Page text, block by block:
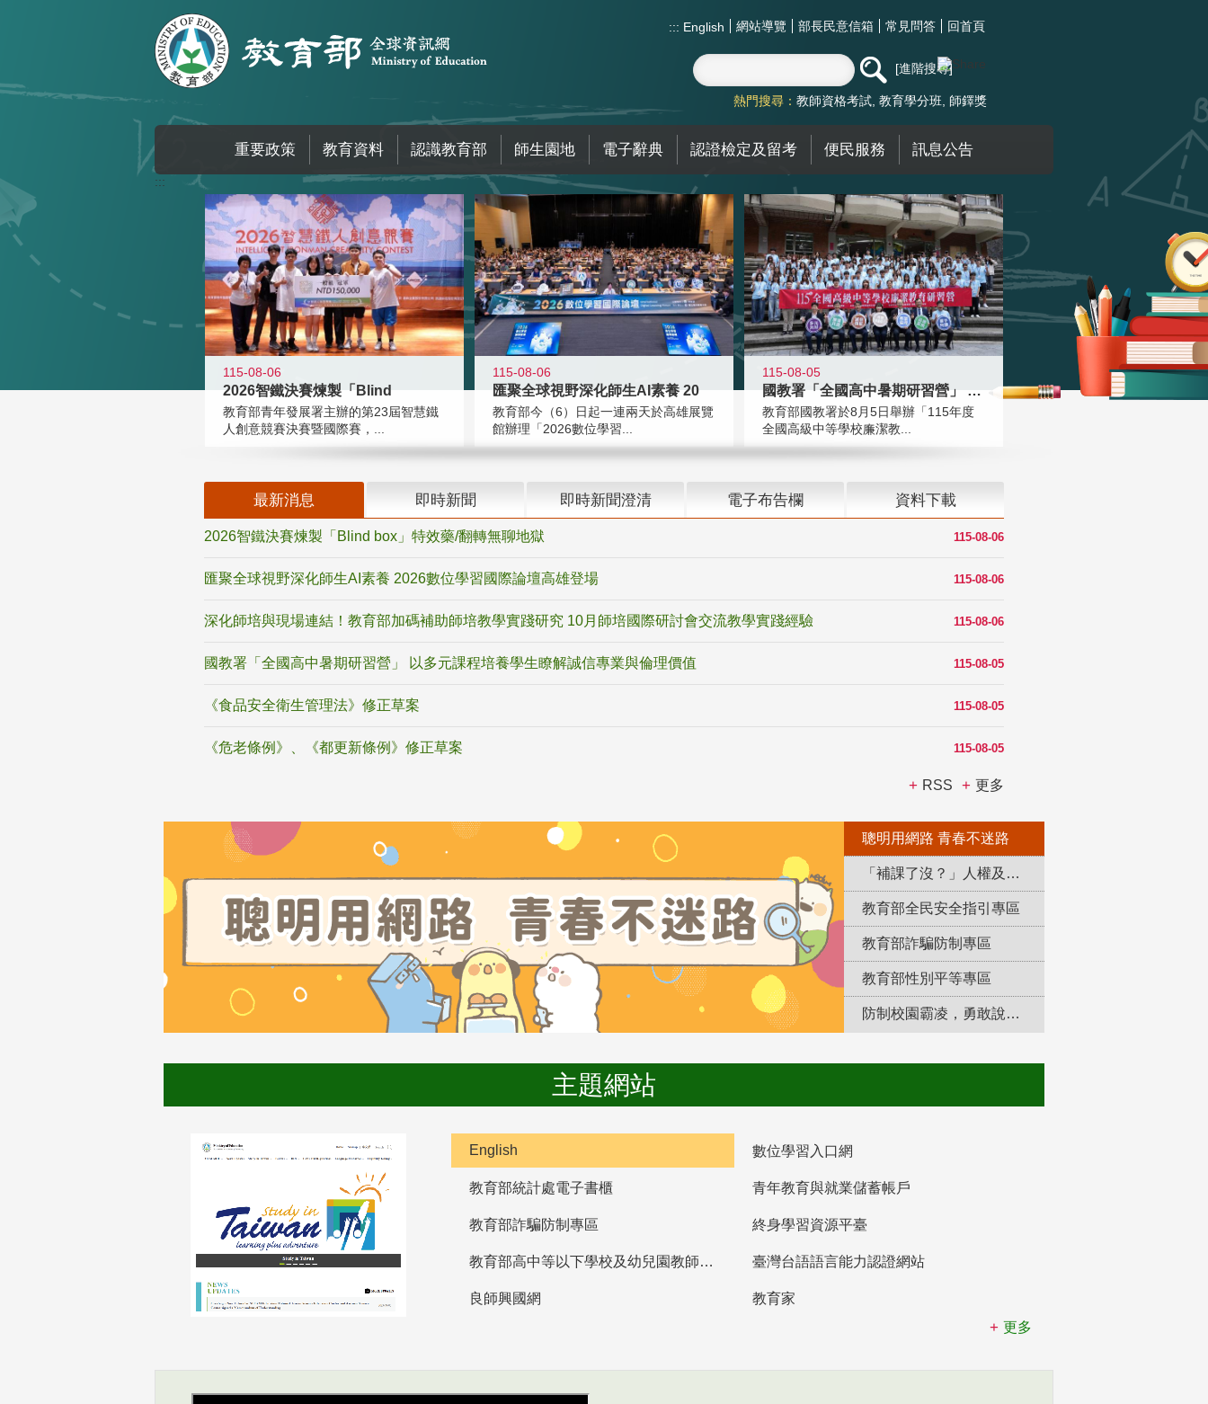
::: English 網站導覽 部長民意信箱 常見問答 回首頁
進階搜尋
熱門搜尋： 教師資格考試 教育學分班 師鐸獎
重要政策 教育資料 認識教育部 師生園地 電子辭典 認證檢定及留考 便民服務 訊息公告
:::
115-08-06
2026智鐵決賽煉製「Blind
教育部青年發展署主辦的第23屆智慧鐵
人創意競賽決賽暨國際賽，...
115-08-06
匯聚全球視野深化師生AI素養 20
教育部今（6）日起一連兩天於高雄展覽
館辦理「2026數位學習...
115-08-05
國教署「全國高中暑期研習營」 以多
教育部國教署於8月5日舉辦「115年度
全國高級中等學校廉潔教...
最新消息 即時新聞 即時新聞澄清 電子布告欄 資料下載
115-08-06
2026智鐵決賽煉製「Blind box」特效藥/翻轉無聊地獄
115-08-06
匯聚全球視野深化師生AI素養 2026數位學習國際論壇高雄登場
115-08-06
深化師培與現場連結！教育部加碼補助師培教學實踐研究 10月師培國際研討會交流教學實踐經驗
115-08-05
國教署「全國高中暑期研習營」 以多元課程培養學生瞭解誠信專業與倫理價值
115-08-05
《食品安全衛生管理法》修正草案
115-08-05
《危老條例》、《都更新條例》修正草案
RSS 更多
聰明用網路 青春不迷路
「補課了沒？」人權及轉型正義教育專區
教育部全民安全指引專區
教育部詐騙防制專區
教育部性別平等專區
防制校園霸凌，勇敢說出來！
主題網站
English 數位學習入口網
教育部統計處電子書櫃 青年教育與就業儲蓄帳戶
教育部詐騙防制專區 終身學習資源平臺
教育部高中等以下學校及幼兒園教師資格檢定考試 臺灣台語語言能力認證網站
良師興國網
教育家
更多